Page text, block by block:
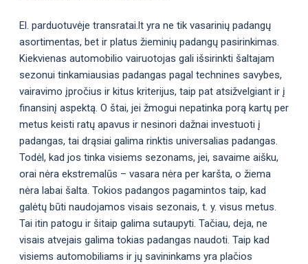
El. parduotuvėje transratai.lt yra ne tik vasarinių padangų
asortimentas, bet ir platus žieminių padangų pasirinkimas.
Kiekvienas automobilio vairuotojas gali išsirinkti šaltajam
sezonui tinkamiausias padangas pagal technines savybes,
vairavimo įpročius ir kitus kriterijus, taip pat atsižvelgiant ir į
finansinį aspektą. O štai, jei žmogui nepatinka porą kartų per
metus keisti ratų apavus ir nesinori dažnai investuoti į
padangas, tai drąsiai galima rinktis universalias padangas.
Todėl, kad jos tinka visiems sezonams, jei, savaime aišku,
orai nėra ekstremalūs – vasara nėra per karšta, o žiema
nėra labai šalta. Tokios padangos pagamintos taip, kad
galėtų būti naudojamos visais sezonais, t. y. visus metus.
Tai itin patogu ir šitaip galima sutaupyti. Tačiau, deja, ne
visais atvejais galima tokias padangas naudoti. Taip kad
visiems automobiliams ir jų savininkams yra plačios